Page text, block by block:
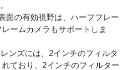
面の有効視野は、ハーフフレー
ームカメラもサポートしま
ンズには、2インチのフィルタ
ており、2インチのフィルター